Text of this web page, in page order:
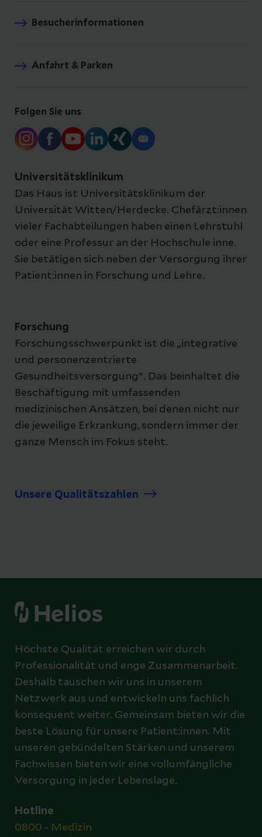
Besucherinformationen
Anfahrt & Parken
Folgen Sie uns
Universitätsklinikum
Das Haus ist Universitätsklinikum der
Universität Witten/Herdecke. Chefärzt:innen
vieler Fachabteilungen haben einen Lehrstuhl
oder eine Professur an der Hochschule inne.
Sie betätigen sich neben der Versorgung ihrer
Patient:innen in Forschung und Lehre.
Forschung
Forschungsschwerpunkt ist die „integrative
und personenzentrierte
Gesundheitsversorgung“. Das beinhaltet die
Beschäftigung mit umfassenden
medizinischen Ansätzen, bei denen nicht nur
die jeweilige Erkrankung, sondern immer der
ganze Mensch im Fokus steht.
Unsere Qualitätszahlen
Höchste Qualität erreichen wir durch
Professionalität und enge Zusammenarbeit.
Deshalb tauschen wir uns in unserem
Netzwerk aus und entwickeln uns fachlich
konsequent weiter. Gemeinsam bieten wir die
beste Lösung für unsere Patient:innen. Mit
unseren gebündelten Stärken und unserem
Fachwissen bieten wir eine vollumfängliche
Versorgung in jeder Lebenslage.
Hotline
0800 - Medizin